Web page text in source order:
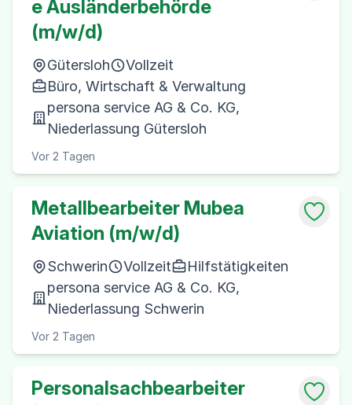
e Ausländerbehörde
(m/w/d)
Gütersloh
Vollzeit
Büro, Wirtschaft & Verwaltung
persona service AG & Co. KG,
Niederlassung Gütersloh
Vor 2 Tagen
Metallbearbeiter Mubea
Aviation (m/w/d)
Schwerin Vollzeit
Hilfstätigkeiten
persona service AG & Co. KG,
Niederlassung Schwerin
Vor 2 Tagen
Personalsachbearbeiter